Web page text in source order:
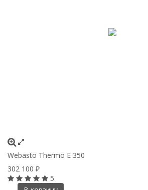
Webasto Thermo Е 350
302 100 ₽
5